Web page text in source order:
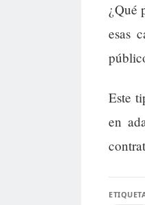
¿Qué
esas
Este
en